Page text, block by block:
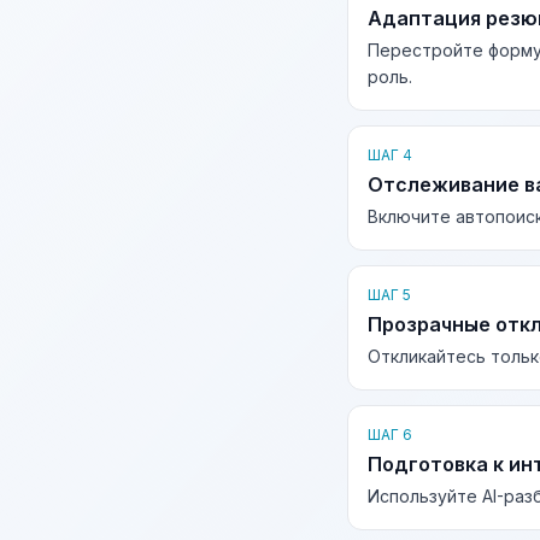
Адаптация
Перестройте
роль.
ШАГ 4
Отслеживание
Включите
ШАГ 5
Прозрачные
Откликайтесь
ШАГ 6
Подготовка к
Используйте AI-